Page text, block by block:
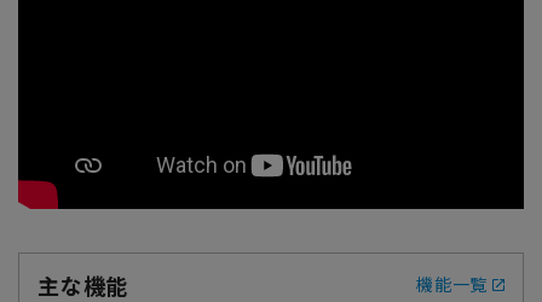
主な機能 機能一覧